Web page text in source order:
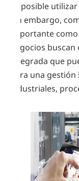
Es posible
Sin embargo,
importante
negocios
integrada que
para una
industriales,